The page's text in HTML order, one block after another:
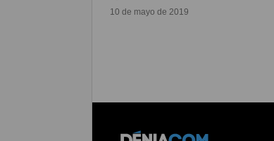
10 de mayo de 2019